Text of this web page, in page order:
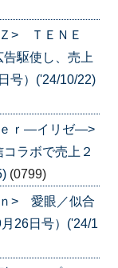
> ＴＥＮＥ
駆使し、売上
号）('24/10/22)
ｅｒ―イリゼ―>
ラボで売上２
(0799)
> 愛眼／似合
26日号）('24/1